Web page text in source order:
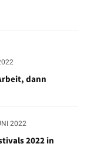
dann
2022
2022 in